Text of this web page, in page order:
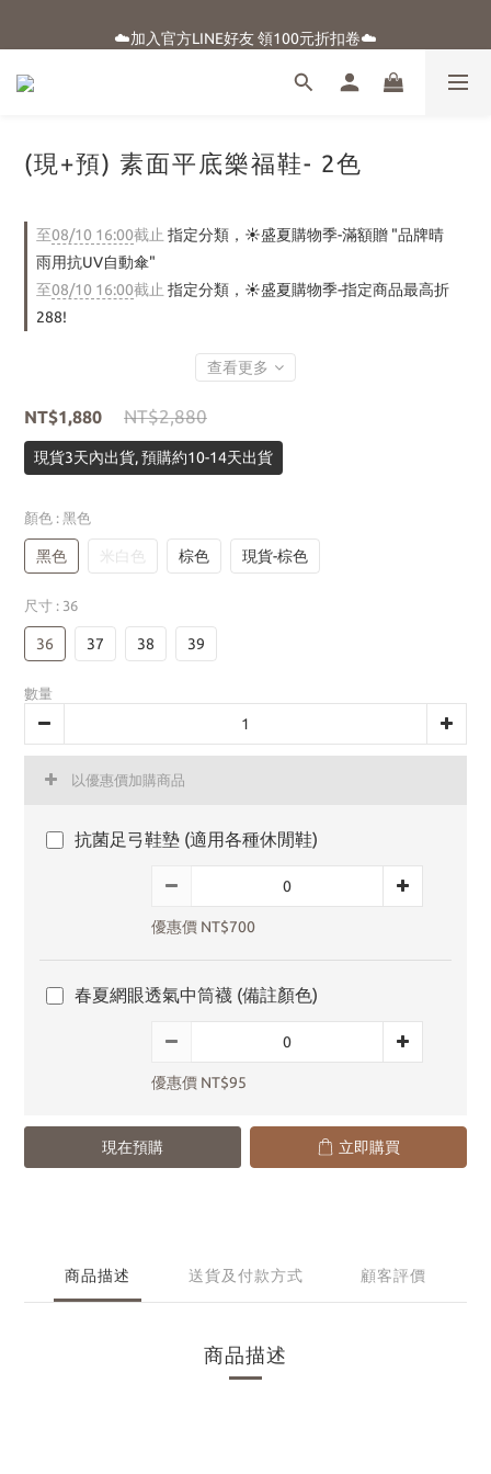
☁️加入官方LINE好友 領100元折扣卷☁️
⭐新朋友首購享優惠⭐
(現+預) 素面平底樂福鞋- 2色
至08/10 16:00截止 指定分類，☀️盛夏購物季-滿額贈 "品牌晴
雨用抗UV自動傘"
至08/10 16:00截止 指定分類，☀️盛夏購物季-指定商品最高折
288!
查看更多
NT$1,880 NT$2,880
現貨3天內出貨, 預購約10-14天出貨
顏色 : 黑色
黑色 米白色 棕色 現貨-棕色
尺寸 : 36
36 37 38 39
數量
以優惠價加購商品
抗菌足弓鞋墊 (適用各種休閒鞋)
優惠價 NT$700
春夏網眼透氣中筒襪 (備註顏色)
優惠價 NT$95
現在預購 立即購買
商品描述 送貨及付款方式 顧客評價
商品描述